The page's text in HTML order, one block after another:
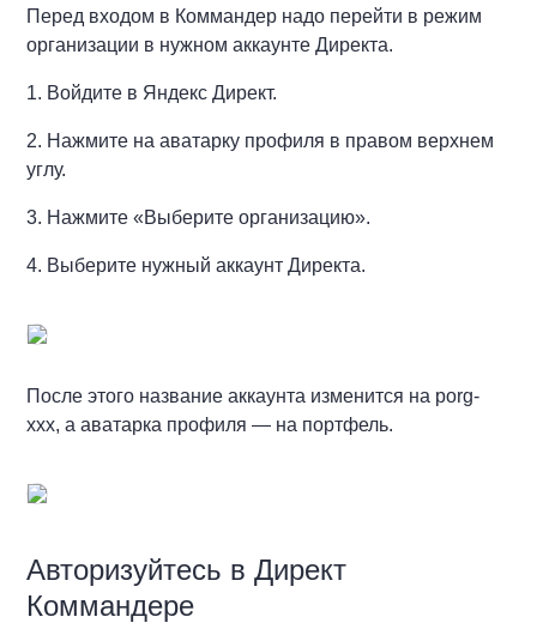
Перед входом в Коммандер надо перейти в режим
организации в нужном аккаунте Директа.
1. Войдите в Яндекс Директ.
2. Нажмите на аватарку профиля в правом верхнем
углу.
3. Нажмите «Выберите организацию».
4. Выберите нужный аккаунт Директа.
После этого название аккаунта изменится на porg-
xxx, а аватарка профиля — на портфель.
Авторизуйтесь в Директ
Коммандере